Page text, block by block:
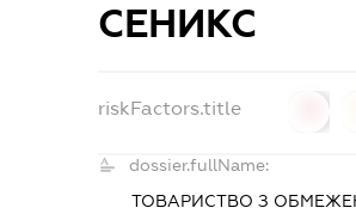
СЕНИКС
riskFactors.title
dossier.fullName:
ТОВАРИСТВО З